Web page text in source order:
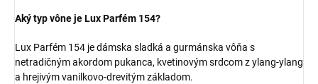
Aký typ vône je Lux Parfém 154?
Lux Parfém 154 je dámska sladká a gurmánska vôňa s
netradičným akordom pukanca, kvetinovým srdcom z ylang-ylang
a hrejivým vanilkovo-drevitým základom.